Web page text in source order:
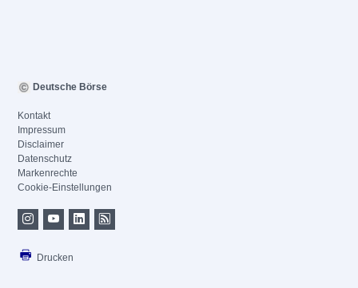
Deutsche Börse
Kontakt
Impressum
Disclaimer
Datenschutz
Markenrechte
Cookie-Einstellungen
Drucken